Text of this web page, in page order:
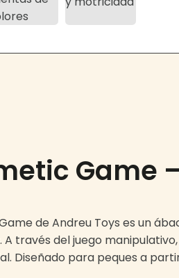
Game
de Andreu Toys es un
través del juego
Diseñado para peques a